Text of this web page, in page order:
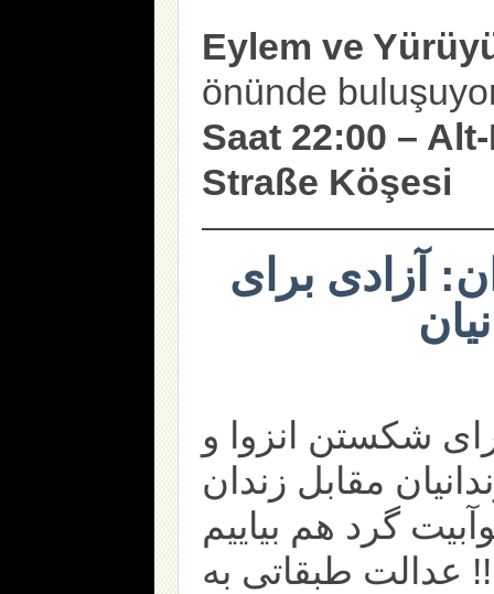
Eylem ve
önünde
Saat 22:00 –
Straße Köşesi
آزادی برای
شکستن انزوا و
مقابل زندان
عدالت طبقاتی به